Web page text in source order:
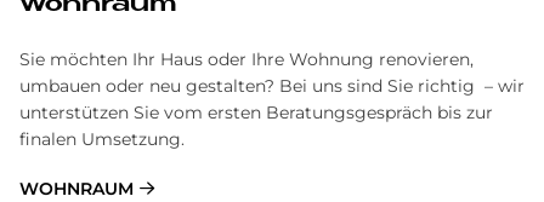
Wohnraum
Sie möchten Ihr Haus oder Ihre Wohnung renovieren,
umbauen oder neu gestalten? Bei uns sind Sie richtig – wir
unterstützen Sie vom ersten Beratungsgespräch bis zur
finalen Umsetzung.
WOHNRAUM